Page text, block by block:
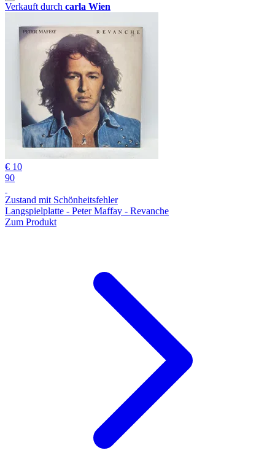
Verkauft durch carla Wien
€ 10
90
Zustand mit Schönheitsfehler
Langspielplatte - Peter Maffay - Revanche
Zum Produkt